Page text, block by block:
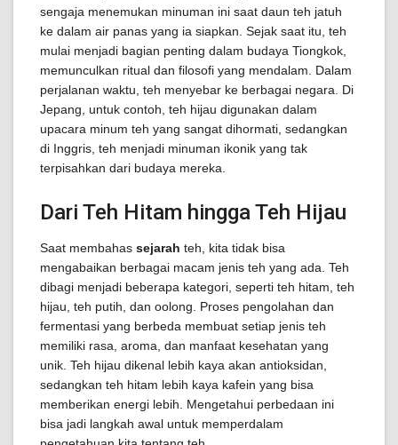
sengaja menemukan minuman ini saat daun teh jatuh
ke dalam air panas yang ia siapkan. Sejak saat itu, teh
mulai menjadi bagian penting dalam budaya Tiongkok,
memunculkan ritual dan filosofi yang mendalam. Dalam
perjalanan waktu, teh menyebar ke berbagai negara. Di
Jepang, untuk contoh, teh hijau digunakan dalam
upacara minum teh yang sangat dihormati, sedangkan
di Inggris, teh menjadi minuman ikonik yang tak
terpisahkan dari budaya mereka.
Dari Teh Hitam hingga Teh Hijau
Saat membahas sejarah teh, kita tidak bisa
mengabaikan berbagai macam jenis teh yang ada. Teh
dibagi menjadi beberapa kategori, seperti teh hitam, teh
hijau, teh putih, dan oolong. Proses pengolahan dan
fermentasi yang berbeda membuat setiap jenis teh
memiliki rasa, aroma, dan manfaat kesehatan yang
unik. Teh hijau dikenal lebih kaya akan antioksidan,
sedangkan teh hitam lebih kaya kafein yang bisa
memberikan energi lebih. Mengetahui perbedaan ini
bisa jadi langkah awal untuk memperdalam